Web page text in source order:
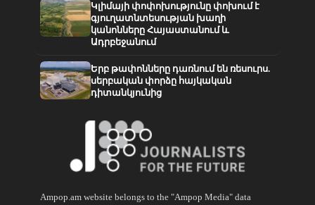
Կլիմայի փոփոխությունը փոխում է
գյուղատնտեսության խաղի
կանոնները Հայաստանում և
Ադրբեջանում
Երբ թափոնները դառնում են ռեսուրս.
սերբական փորձը հայկական
դիտանկյունից
Ampop.am website belongs to the "Ampop Media" data